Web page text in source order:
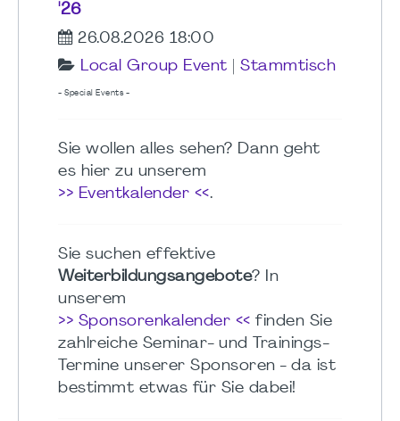
'26
26.08.2026 18:00
Local Group Event
Stammtisch
- Special Events -
Sie wollen alles sehen? Dann geht
es hier zu unserem
>> Eventkalender <<.
Sie suchen effektive
Weiterbildungsangebote? In
unserem
>> Sponsorenkalender << finden Sie
zahlreiche Seminar- und Trainings-
Termine unserer Sponsoren - da ist
bestimmt etwas für Sie dabei!